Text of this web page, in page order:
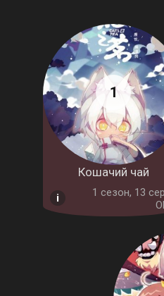
Кошачий чай
1 cезон, 13